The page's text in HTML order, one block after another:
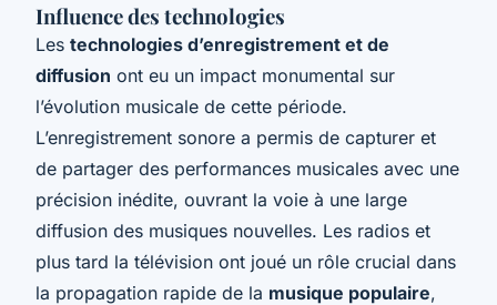
Influence des technologies
Les technologies d’enregistrement et de
diffusion ont eu un impact monumental sur
l’évolution musicale de cette période.
L’enregistrement sonore a permis de capturer et
de partager des performances musicales avec une
précision inédite, ouvrant la voie à une large
diffusion des musiques nouvelles. Les radios et
plus tard la télévision ont joué un rôle crucial dans
la propagation rapide de la musique populaire,